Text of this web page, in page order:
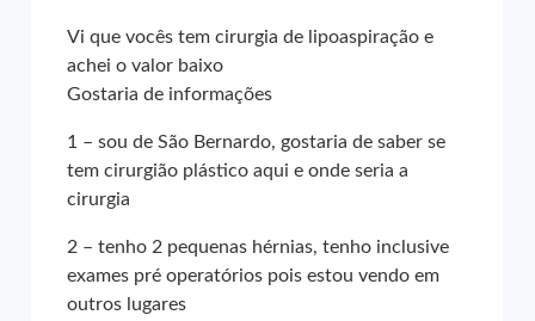
Vi que vocês tem cirurgia de lipoaspiração e
achei o valor baixo
Gostaria de informações
1 – sou de São Bernardo, gostaria de saber se
tem cirurgião plástico aqui e onde seria a
cirurgia
2 – tenho 2 pequenas hérnias, tenho inclusive
exames pré operatórios pois estou vendo em
outros lugares